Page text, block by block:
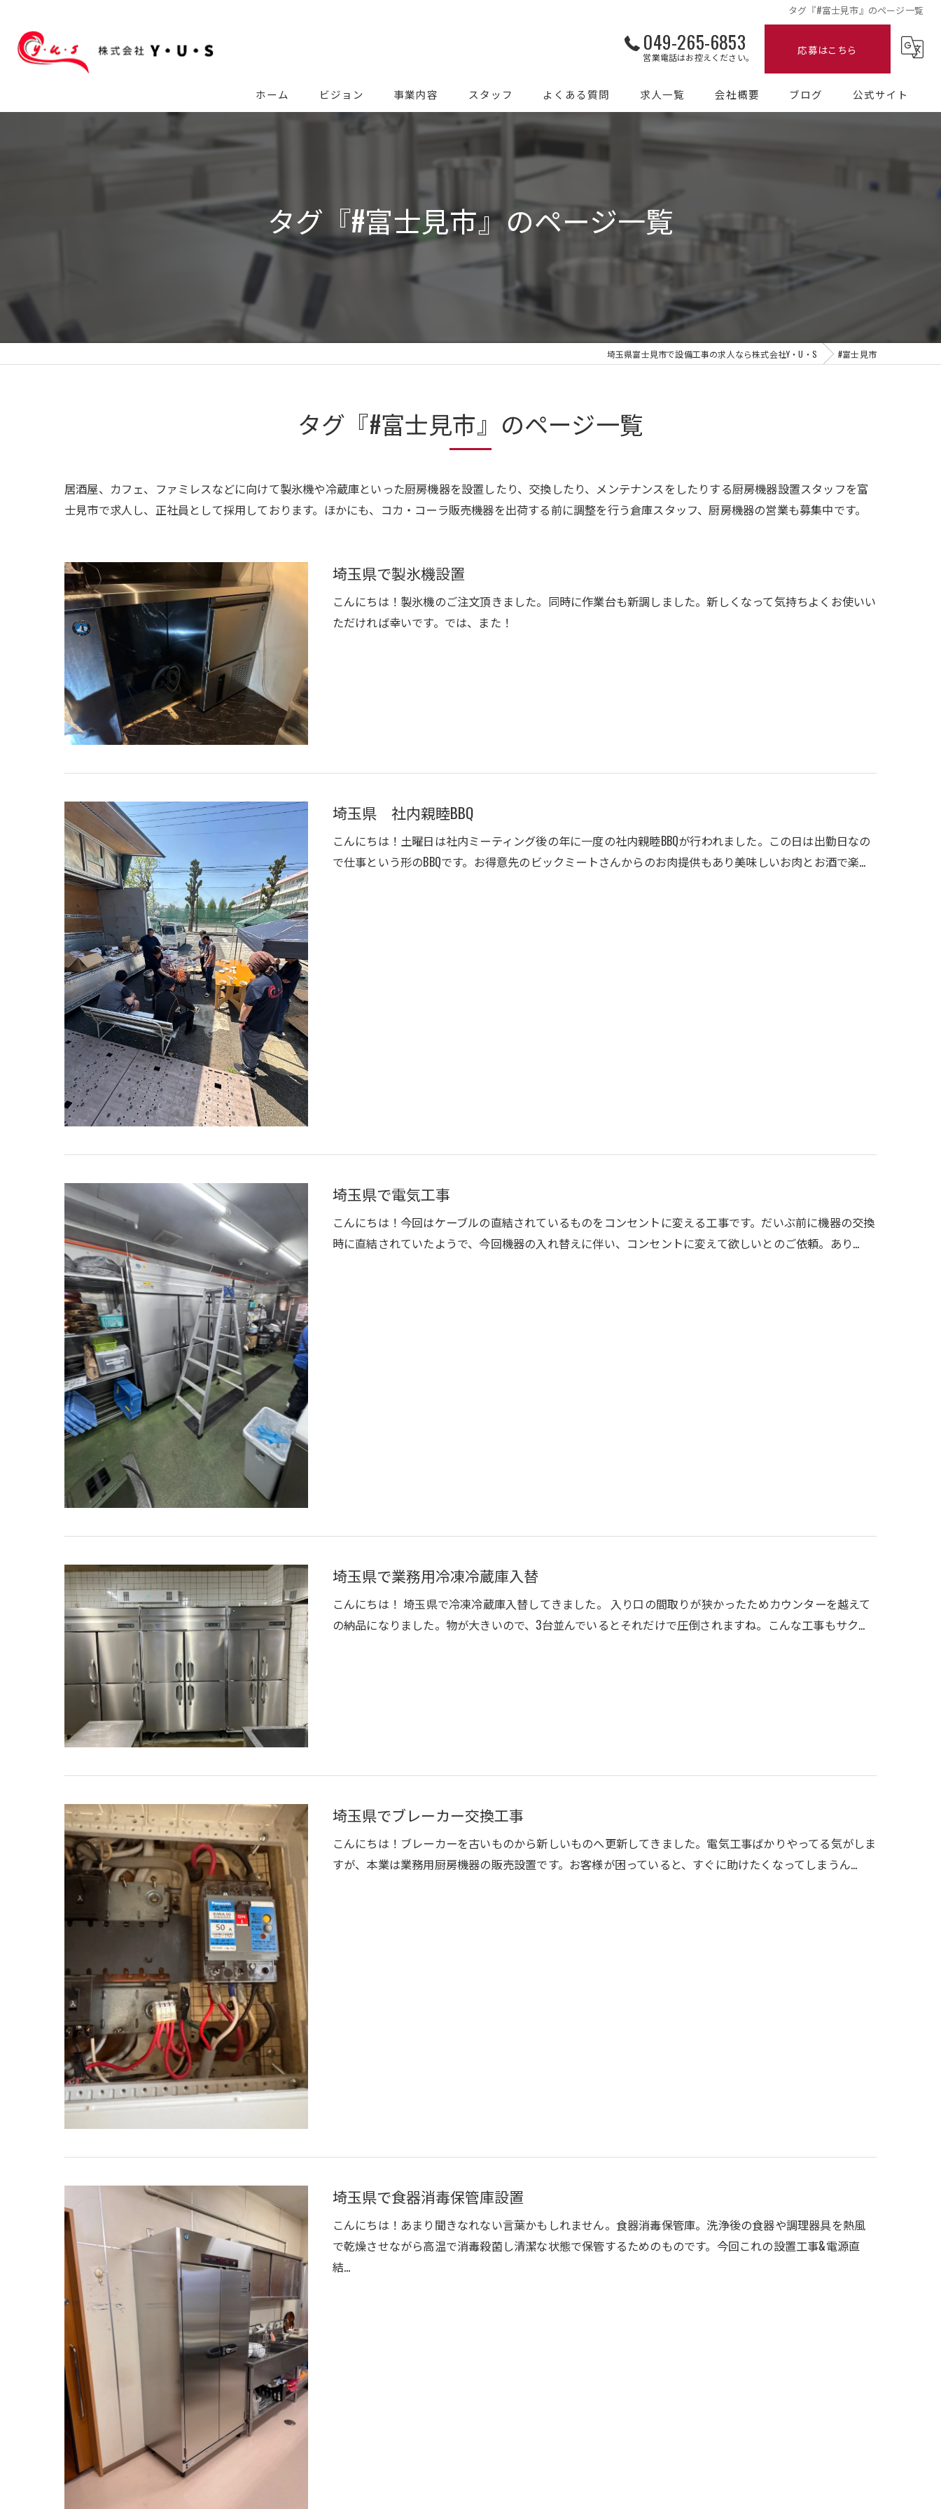
タグ『#富士見市』のページ一覧
049-265-6853
営業電話はお控えください。
応募はこちら
ホーム ビジョン 事業内容 スタッフ よくある質問 求人一覧 会社概要 ブログ 公式サイト
タグ『#富士見市』のページ一覧
埼玉県富士見市で設備工事の求人なら株式会社Y・U・S #富士見市
タグ『#富士見市』のページ一覧
居酒屋、カフェ、ファミレスなどに向けて製氷機や冷蔵庫といった厨房機器を設置したり、交換したり、メンテナンスをしたりする厨房機器設置スタッフを富
士見市で求人し、正社員として採用しております。ほかにも、コカ・コーラ販売機器を出荷する前に調整を行う倉庫スタッフ、厨房機器の営業も募集中です。
埼玉県で製氷機設置
こんにちは！製氷機のご注文頂きました。同時に作業台も新調しました。新しくなって気持ちよくお使いい
ただければ幸いです。では、また！
埼玉県 社内親睦BBQ
こんにちは！土曜日は社内ミーティング後の年に一度の社内親睦BBQが行われました。この日は出勤日なの
で仕事という形のBBQです。お得意先のビックミートさんからのお肉提供もあり美味しいお肉とお酒で楽…
埼玉県で電気工事
こんにちは！今回はケーブルの直結されているものをコンセントに変える工事です。だいぶ前に機器の交換
時に直結されていたようで、今回機器の入れ替えに伴い、コンセントに変えて欲しいとのご依頼。あり…
埼玉県で業務用冷凍冷蔵庫入替
こんにちは！ 埼玉県で冷凍冷蔵庫入替してきました。 入り口の間取りが狭かったためカウンターを越えて
の納品になりました。物が大きいので、3台並んでいるとそれだけで圧倒されますね。こんな工事もサク…
埼玉県でブレーカー交換工事
こんにちは！ブレーカーを古いものから新しいものへ更新してきました。電気工事ばかりやってる気がしま
すが、本業は業務用厨房機器の販売設置です。お客様が困っていると、すぐに助けたくなってしまうん…
埼玉県で食器消毒保管庫設置
こんにちは！あまり聞きなれない言葉かもしれません。食器消毒保管庫。洗浄後の食器や調理器具を熱風
で乾燥させながら高温で消毒殺菌し清潔な状態で保管するためのものです。今回これの設置工事&電源直
結…